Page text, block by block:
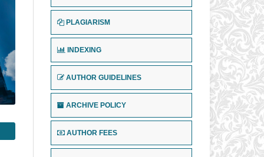
PLAGIARISM
INDEXING
AUTHOR GUIDELINES
ARCHIVE POLICY
AUTHOR FEES